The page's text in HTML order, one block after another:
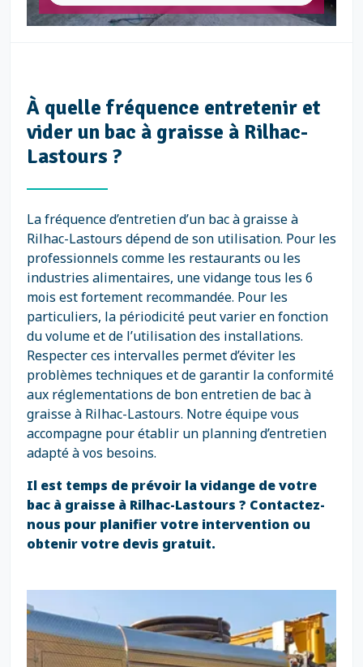
À quelle fréquence entretenir et
vider un bac à graisse à Rilhac-
Lastours ?
La fréquence d’entretien d’un bac à graisse à
Rilhac-Lastours dépend de son utilisation. Pour les
professionnels comme les restaurants ou les
industries alimentaires, une vidange tous les 6
mois est fortement recommandée. Pour les
particuliers, la périodicité peut varier en fonction
du volume et de l’utilisation des installations.
Respecter ces intervalles permet d’éviter les
problèmes techniques et de garantir la conformité
aux réglementations de bon entretien de bac à
graisse à Rilhac-Lastours. Notre équipe vous
accompagne pour établir un planning d’entretien
adapté à vos besoins.
Il est temps de prévoir la vidange de votre
bac à graisse à Rilhac-Lastours ? Contactez-
nous pour planifier votre intervention ou
obtenir votre devis gratuit.